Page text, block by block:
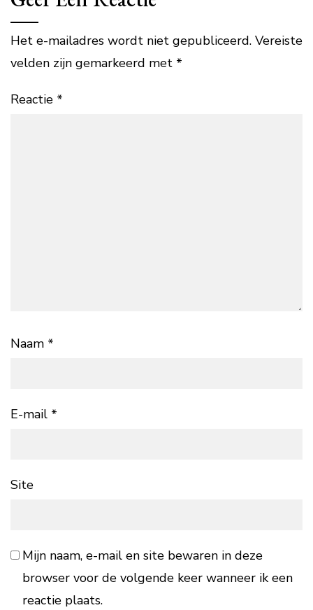
Het e-mailadres wordt niet gepubliceerd. Vereiste
velden zijn gemarkeerd met *
Reactie *
Naam *
E-mail *
Site
Mijn naam, e-mail en site bewaren in deze
browser voor de volgende keer wanneer ik een
reactie plaats.